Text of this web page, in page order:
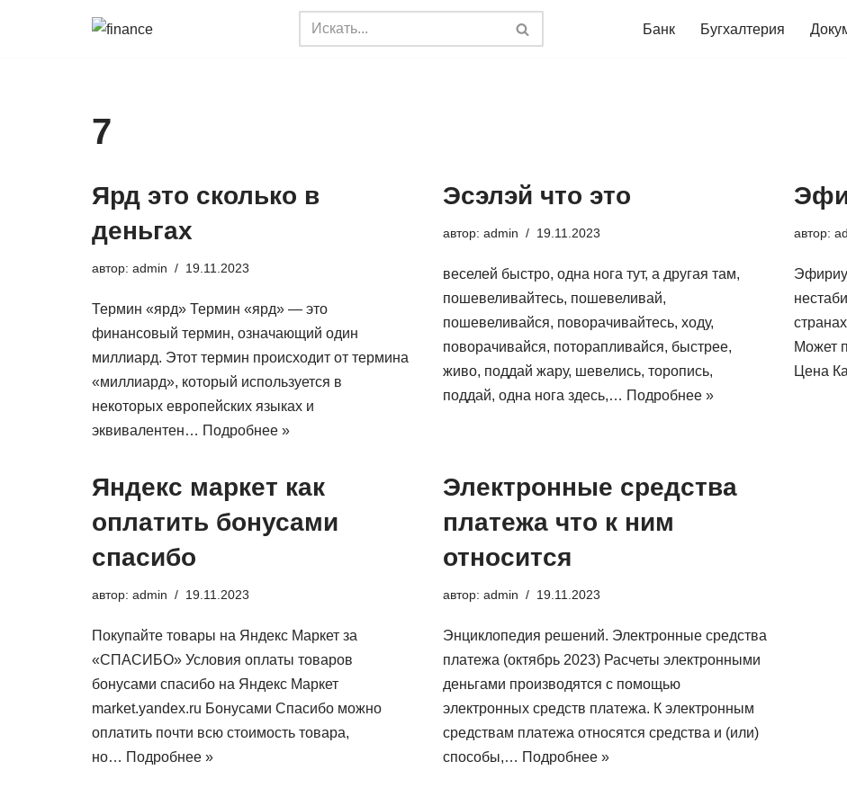
Банк Бугхалтерия
7
Ярд это сколько в
деньгах
автор: admin 19.11.2023
Термин «ярд» Термин «ярд» — это
финансовый термин, означающий один
миллиард. Этот термин происходит от термина
«миллиард», который используется в
некоторых европейских языках и
эквивалентен… Подробнее »
Эсэлэй что это
автор: admin 19.11.2023
веселей быстро, одна нога тут, а другая там,
пошевеливайтесь, пошевеливай,
пошевеливайся, поворачивайтесь, ходу,
поворачивайся, поторапливайся, быстрее,
живо, поддай жару, шевелись, торопись,
поддай, одна нога здесь,… Подробнее »
автор:
Может
Цена
Яндекс маркет как
оплатить бонусами
спасибо
автор: admin 19.11.2023
Покупайте товары на Яндекс Маркет за
«СПАСИБО» Условия оплаты товаров
бонусами спасибо на Яндекс Маркет
market.yandex.ru Бонусами Спасибо можно
оплатить почти всю стоимость товара,
но… Подробнее »
Электронные средства
платежа что к ним
относится
автор: admin 19.11.2023
Энциклопедия решений. Электронные средства
платежа (октябрь 2023) Расчеты электронными
деньгами производятся с помощью
электронных средств платежа. К электронным
средствам платежа относятся средства и (или)
способы,… Подробнее »